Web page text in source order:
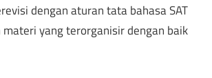
dengan aturan tata bahasa SAT
materi yang terorganisir dengan baik